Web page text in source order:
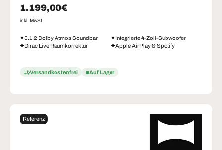
Normaler Preis
1.199,00€
inkl. MwSt.
5.1.2 Dolby Atmos Soundbar
Integrierte 4-Zoll-Subwoofer
Dirac Live Raumkorrektur
Apple AirPlay & Spotify
Versandkostenfrei Auf Lager
Referenz